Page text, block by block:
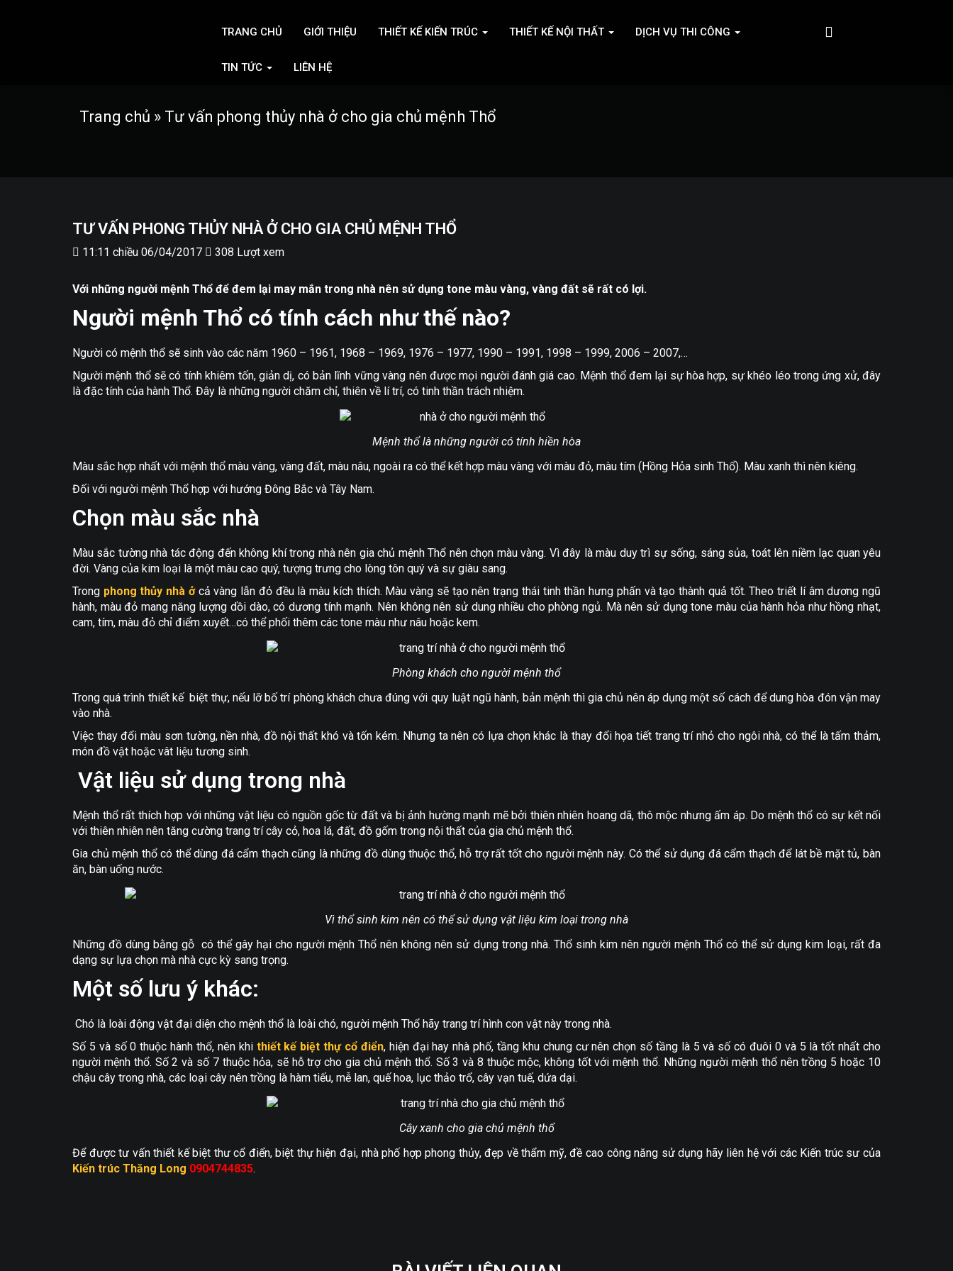
TRANG CHỦ GIỚI THIỆU THIẾT KẾ KIẾN TRÚC THIẾT KẾ NỘI THẤT DỊCH VỤ THI CÔNG
TIN TỨC LIÊN HỆ
Trang chủ » Tư vấn phong thủy nhà ở cho gia chủ mệnh Thổ
TƯ VẤN PHONG THỦY NHÀ Ở CHO GIA CHỦ MỆNH THỔ
11:11 chiều 06/04/2017 308 Lượt xem
Với những người mệnh Thổ để đem lại may mắn trong nhà nên sử dụng tone màu vàng, vàng đất sẽ rất có lợi.
Người mệnh Thổ có tính cách như thế nào?
Người có mệnh thổ sẽ sinh vào các năm 1960 – 1961, 1968 – 1969, 1976 – 1977, 1990 – 1991, 1998 – 1999, 2006 – 2007,…
Người mệnh thổ sẽ có tính khiêm tốn, giản dị, có bản lĩnh vững vàng nên được mọi người đánh giá cao. Mệnh thổ đem lại sự hòa hợp, sự khéo léo trong ứng xử, đây
là đặc tính của hành Thổ. Đây là những người chăm chỉ, thiên về lí trí, có tinh thần trách nhiệm.
Mệnh thổ là những người có tính hiền hòa
Màu sắc hợp nhất với mệnh thổ màu vàng, vàng đất, màu nâu, ngoài ra có thể kết hợp màu vàng với màu đỏ, màu tím (Hồng Hỏa sinh Thổ). Màu xanh thì nên kiêng.
Đối với người mệnh Thổ hợp với hướng Đông Bắc và Tây Nam.
Chọn màu sắc nhà
Màu sắc tường nhà tác động đến không khí trong nhà nên gia chủ mệnh Thổ nên chọn màu vàng. Vì đây là màu duy trì sự sống, sáng sủa, toát lên niềm lạc quan yêu
đời. Vàng của kim loại là một màu cao quý, tượng trưng cho lòng tôn quý và sự giàu sang.
Trong phong thủy nhà ởcả vàng lẫn đỏ đều là màu kích thích. Màu vàng sẽ tạo nên trạng thái tinh thần hưng phấn và tạo thành quả tốt. Theo triết lí âm dương ngũ
hành, màu đỏ mang năng lượng dồi dào, có dương tính mạnh. Nên không nên sử dung nhiều cho phòng ngủ. Mà nên sử dụng tone màu của hành hỏa như hồng nhạt,
cam, tím, màu đỏ chỉ điểm xuyết…có thể phối thêm các tone màu như nâu hoặc kem.
Phòng khách cho người mệnh thổ
Trong quá trình thiết kế biệt thự, nếu lỡ bố trí phòng khách chưa đúng với quy luật ngũ hành, bản mệnh thì gia chủ nên áp dụng một số cách để dung hòa đón vận may
vào nhà.
Việc thay đổi màu sơn tường, nền nhà, đồ nội thất khó và tốn kém. Nhưng ta nên có lựa chọn khác là thay đổi họa tiết trang trí nhỏ cho ngôi nhà, có thể là tấm thảm,
món đồ vật hoặc vât liệu tương sinh.
Vật liệu sử dụng trong nhà
Mệnh thổ rất thích hợp với những vật liệu có nguồn gốc từ đất và bị ảnh hường mạnh mẽ bởi thiên nhiên hoang dã, thô mộc nhưng ấm áp. Do mệnh thổ có sự kết nối
với thiên nhiên nên tăng cường trang trí cây cỏ, hoa lá, đất, đồ gốm trong nội thất của gia chủ mệnh thổ.
Gia chủ mệnh thổ có thể dùng đá cẩm thạch cũng là những đồ dùng thuộc thổ, hỗ trợ rất tốt cho người mệnh này. Có thể sử dụng đá cẩm thạch để lát bề mặt tủ, bàn
ăn, bàn uống nước.
Vì thổ sinh kim nên có thể sử dụng vật liệu kim loại trong nhà
Những đồ dùng bằng gỗ có thể gây hại cho người mệnh Thổ nên không nên sử dụng trong nhà. Thổ sinh kim nên người mệnh Thổ có thể sử dụng kim loại, rất đa
dạng sự lựa chọn mà nhà cực kỳ sang trọng.
Một số lưu ý khác:
Chó là loài động vật đại diện cho mệnh thổ là loài chó, người mệnh Thổ hãy trang trí hình con vật này trong nhà.
Số 5 và số 0 thuộc hành thổ, nên khi thiết kế biệt thự cổ điển, hiện đại hay nhà phố, tầng khu chung cư nên chọn số tầng là 5 và số có đuôi 0 và 5 là tốt nhất cho
người mệnh thổ. Số 2 và số 7 thuộc hỏa, sẽ hỗ trợ cho gia chủ mệnh thổ. Số 3 và 8 thuộc mộc, không tốt với mệnh thổ. Những người mệnh thổ nên trồng 5 hoặc 10
chậu cây trong nhà, các loại cây nên trồng là hàm tiếu, mễ lan, quế hoa, lục thảo trổ, cây vạn tuế, dứa dại.
Cây xanh cho gia chủ mệnh thổ
Để được tư vấn thiết kế biệt thư cổ điển, biệt thự hiện đại, nhà phố hợp phong thủy, đẹp về thẩm mỹ, đề cao công năng sử dụng hãy liên hệ với các Kiến trúc sư của
Kiến trúc Thăng Long 0904744835.